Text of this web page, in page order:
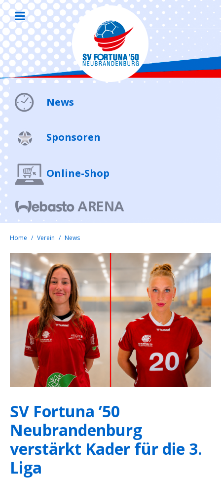
News
Sponsoren
Online-Shop
Home Verein News
SV Fortuna ’50
Neubrandenburg
verstärkt Kader für die 3.
Liga